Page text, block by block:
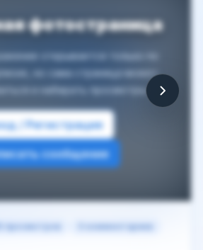
фотостраница
открывается только по
но сама страница может
и набирать просмотры.
/ Регистрация
сообщение
просмотров 0 комментариев